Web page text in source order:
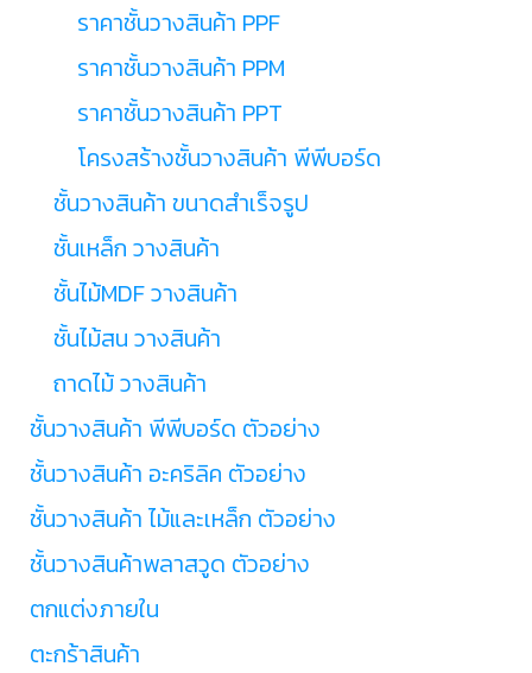
ราคาชั้นวางสินค้า PPF
ราคาชั้นวางสินค้า PPM
ราคาชั้นวางสินค้า PPT
โครงสร้างชั้นวางสินค้า พีพีบอร์ด
ชั้นวางสินค้า ขนาดสำเร็จรูป
ชั้นเหล็ก วางสินค้า
ชั้นไม้MDF วางสินค้า
ชั้นไม้สน วางสินค้า
ถาดไม้ วางสินค้า
ชั้นวางสินค้า พีพีบอร์ด ตัวอย่าง
ชั้นวางสินค้า อะคริลิค ตัวอย่าง
ชั้นวางสินค้า ไม้และเหล็ก ตัวอย่าง
ชั้นวางสินค้าพลาสวูด ตัวอย่าง
ตกแต่งภายใน
ตะกร้าสินค้า